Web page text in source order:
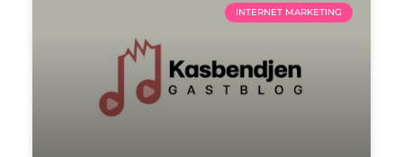
INTERNET MARKETING